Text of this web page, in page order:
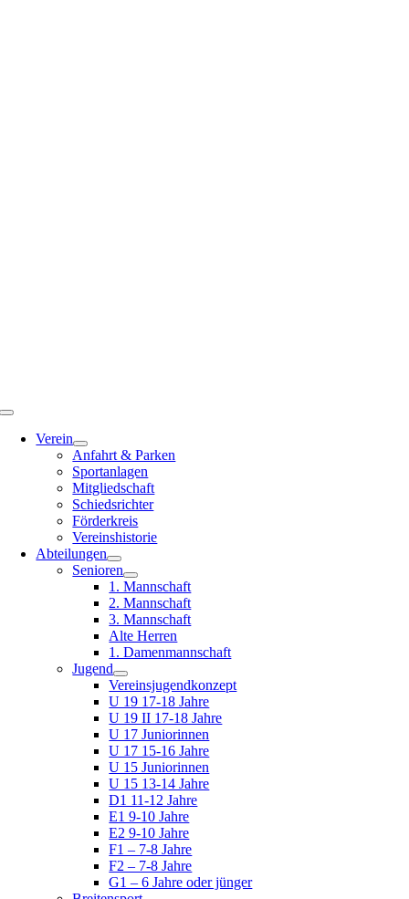
Toggle
NavigationVerein
Anfahrt & Parken
Sportanlagen
Mitgliedschaft
Schiedsrichter
Förderkreis
Vereinshistorie
Abteilungen
Senioren
1. Mannschaft
2. Mannschaft
3. Mannschaft
Alte Herren
1. Damenmannschaft
Jugend
Vereinsjugendkonzept
U 19 17-18 Jahre
U 19 II 17-18 Jahre
U 17 Juniorinnen
U 17 15-16 Jahre
U 15 Juniorinnen
U 15 13-14 Jahre
D1 11-12 Jahre
E1 9-10 Jahre
E2 9-10 Jahre
F1 – 7-8 Jahre
F2 – 7-8 Jahre
G1 – 6 Jahre oder jünger